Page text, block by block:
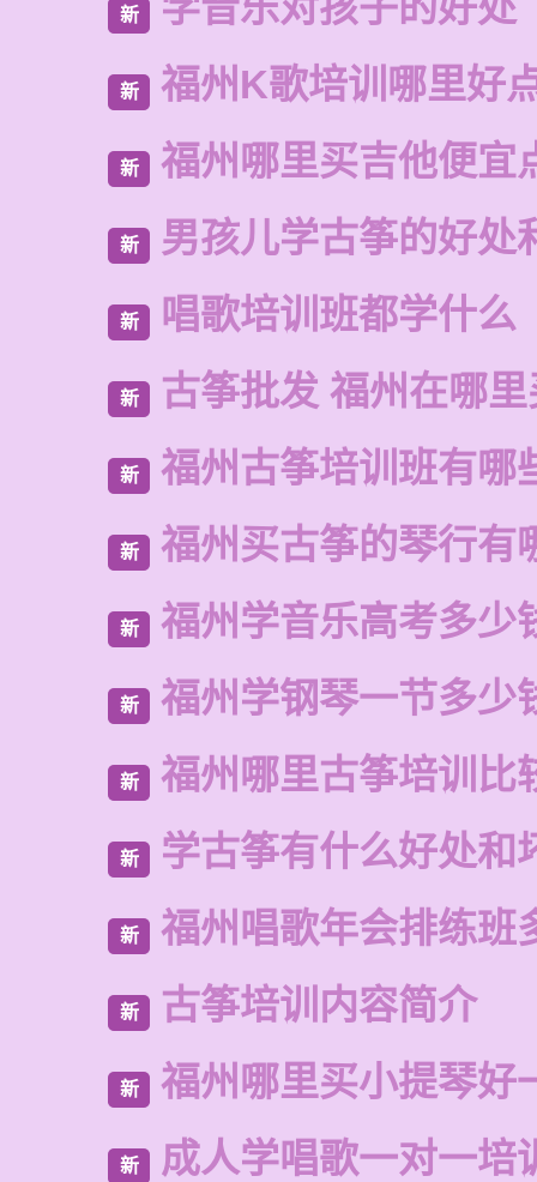
新
新 福州K歌培训哪里好
新 福州哪里买吉他便宜
新 男孩儿学古筝的好处
新 唱歌培训班都学什么
新 古筝批发 福州在哪
新 福州古筝培训班有哪
新 福州买古筝的琴行有
新 福州学音乐高考多少
新 福州学钢琴一节多少
新 福州哪里古筝培训比
新 学古筝有什么好处和
新 福州唱歌年会排练班
新 古筝培训内容简介
新 福州哪里买小提琴好
新 成人学唱歌一对一培